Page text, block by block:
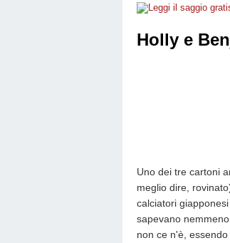
Holly e
Uno dei tre cartoni
meglio dire,
calciatori
sapevano
non ce n'è,